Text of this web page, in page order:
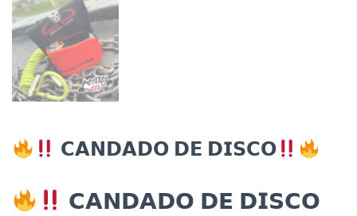
𝗖𝗔𝗡𝗗𝗔𝗗𝗢 𝗗𝗘 𝗗𝗜𝗦𝗖𝗢
𝗖𝗔𝗡𝗗𝗔𝗗𝗢 𝗗𝗘 𝗗𝗜𝗦𝗖𝗢